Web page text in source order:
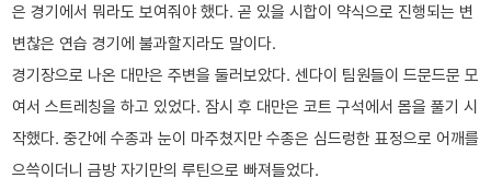
은 경기에서 뭐라도 보여줘야 했다. 곧 있을 시합이 약식으로 진행되는 변
변찮은 연습 경기에 불과할지라도 말이다.
경기장으로 나온 대만은 주변을 둘러보았다. 센다이 팀원들이 드문드문 모
여서 스트레칭을 하고 있었다. 잠시 후 대만은 코트 구석에서 몸을 풀기 시
작했다. 중간에 수종과 눈이 마주쳤지만 수종은 심드렁한 표정으로 어깨를
으쓱이더니 금방 자기만의 루틴으로 빠져들었다.